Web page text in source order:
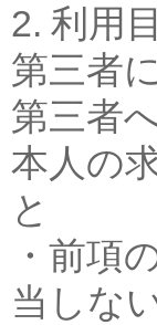
2. 利用
第三者
第三者
本人の
と
・前項
当しな